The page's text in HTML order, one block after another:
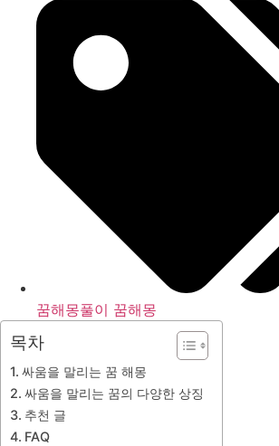
꿈해몽풀이 꿈해몽
목차
싸움을 말리는 꿈 해몽
싸움을 말리는 꿈의 다양한 상징
추천 글
FAQ